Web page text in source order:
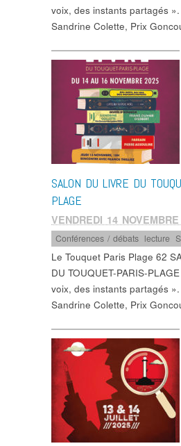
voix, des instants partagés
Sandrine Colette, Prix
SALON DU LIVRE DU
PLAGE
VENDREDI 14
Conférences / débats lecture ,
Le Touquet Paris Plage 62
DU TOUQUET-PARIS-
voix, des instants partagés
Sandrine Colette, Prix